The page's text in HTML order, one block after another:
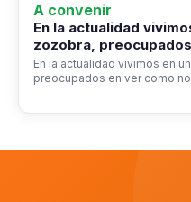
A convenir
En la actualidad
zozobra,
En la actualidad vivimos en
preocupados en ver como